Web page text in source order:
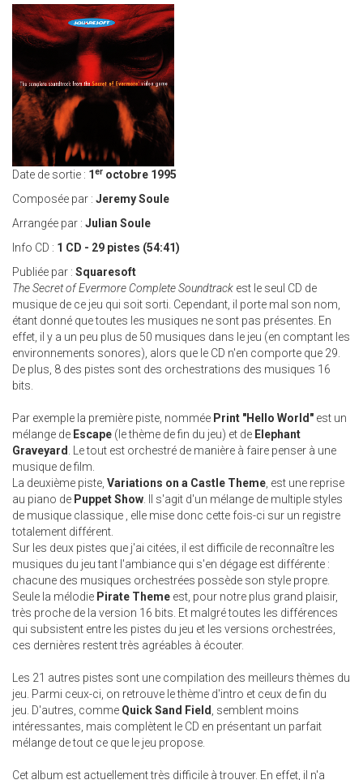
Date de sortie : 1 er octobre 1995
Composée par : Jeremy Soule
Arrangée par : Julian Soule
Info CD : 1 CD - 29 pistes (54:41)
Publiée par : Squaresoft
The Secret of Evermore Complete Soundtrack est le seul CD de
musique de ce jeu qui soit sorti. Cependant, il porte mal son nom,
étant donné que toutes les musiques ne sont pas présentes. En
effet, il y a un peu plus de 50 musiques dans le jeu (en comptant les
environnements sonores), alors que le CD n'en comporte que 29.
De plus, 8 des pistes sont des orchestrations des musiques 16
bits.
Par exemple la première piste, nommée Print "Hello World" est un
mélange de Escape (le thème de fin du jeu) et de Elephant
Graveyard
. Le tout est orchestré de manière à faire penser à une
musique de film.
La deuxième piste, Variations on a Castle Theme , est une reprise
au piano de Puppet Show . Il s'agit d'un mélange de multiple styles
de musique classique , elle mise donc cette fois-ci sur un registre
totalement différent.
Sur les deux pistes que j'ai citées, il est difficile de reconnaître les
musiques du jeu tant l'ambiance qui s'en dégage est différente :
chacune des musiques orchestrées possède son style propre.
Seule la mélodie Pirate Theme est, pour notre plus grand plaisir,
très proche de la version 16 bits. Et malgré toutes les différences
qui subsistent entre les pistes du jeu et les versions orchestrées,
ces dernières restent très agréables à écouter.
Les 21 autres pistes sont une compilation des meilleurs thèmes du
jeu. Parmi ceux-ci, on retrouve le thème d'intro et ceux de fin du
jeu. D'autres, comme Quick Sand Field
, semblent moins
intéressantes, mais complètent le CD en présentant un parfait
mélange de tout ce que le jeu propose.
Cet album est actuellement très difficile à trouver. En effet, il n'a